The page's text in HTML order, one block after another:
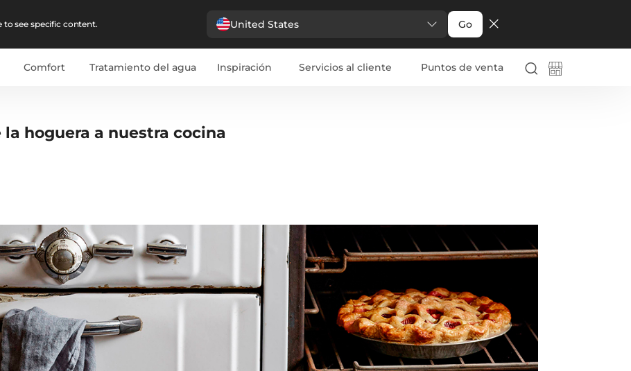
see specific content. United States Go
Comfort Tratamiento del agua Inspiración Servicios al cliente Puntos de venta
la hoguera a nuestra cocina